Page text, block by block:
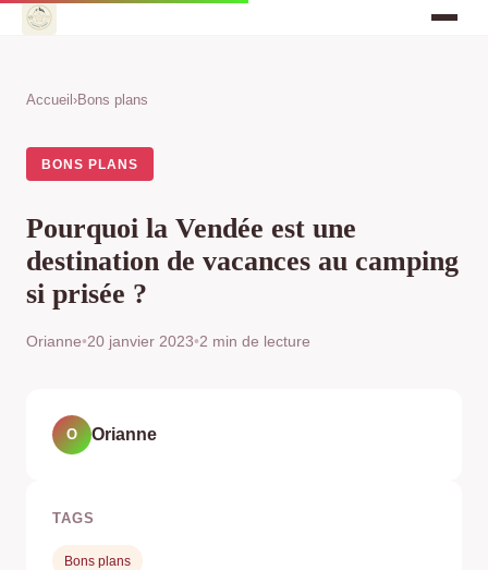
Accueil ›Bons plans
BONS PLANS
Pourquoi la Vendée est une
destination de vacances au camping
si prisée ?
Orianne•20 janvier 2023•2 min de lecture
O Orianne
TAGS
Bons plans